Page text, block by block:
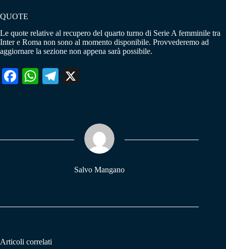
QUOTE
Le quote relative al recupero del quarto turno di Serie A femminile tra
Inter e Roma non sono al momento disponibile. Provvederemo ad
aggiornare la sezione non appena sarà possibile.
Fa W
pp
Te
m
Salvo Mangano
Articoli correlati